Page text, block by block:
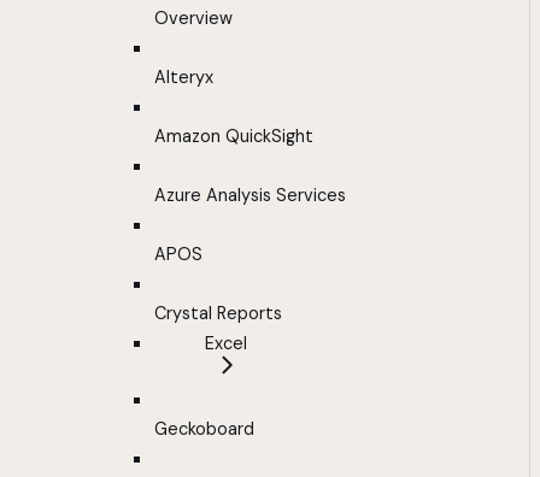
Overview
Alteryx
Amazon QuickSight
Azure Analysis Services
APOS
Crystal Reports
Excel
Geckoboard